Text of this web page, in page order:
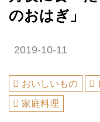
のおはぎ」
2019-10-11
おいしいもの
家庭料理